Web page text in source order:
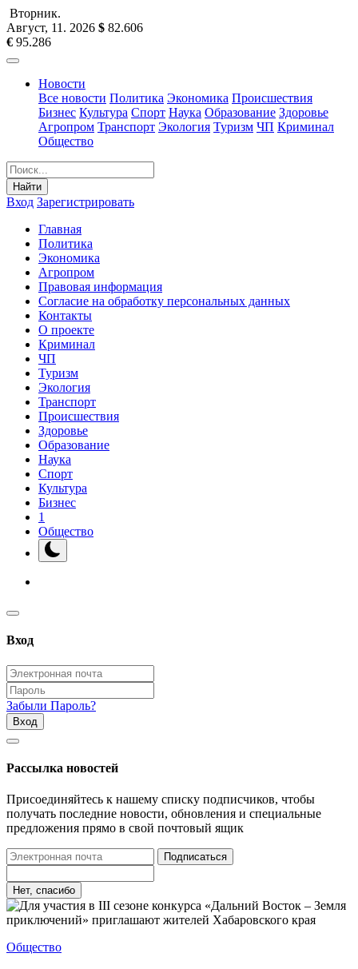
Вторник.
Август, 11 . 2026 $ 82.606
€ 95.286
Новости
Все новости Политика Экономика Происшествия
Бизнес Культура Спорт Наука Образование Здоровье
Агропром Транспорт Экология Туризм ЧП Криминал
Общество
Найти
Вход Зарегистрировать
Главная
Политика
Экономика
Агропром
Правовая информация
Согласие на обработку персональных данных
Контакты
О проекте
Криминал
ЧП
Туризм
Экология
Транспорт
Происшествия
Здоровье
Образование
Наука
Спорт
Культура
Бизнес
1
Общество
Вход
Забыли Пароль?
Вход
Рассылка новостей
Присоединяйтесь к нашему списку подписчиков, чтобы
получать последние новости, обновления и специальные
предложения прямо в свой почтовый ящик
Подписаться
Нет, спасибо
Общество